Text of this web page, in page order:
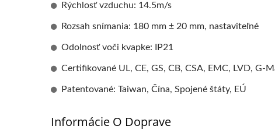
Rýchlosť vzduchu: 14.5m/s
Rozsah snímania: 180 mm ± 20 mm, nastaviteľné
Odolnosť voči kvapke: IP21
Certifikované UL, CE, GS, CB, CSA, EMC, LVD, G-
Patentované: Taiwan, Čína, Spojené štáty, EÚ
Informácie O Doprave